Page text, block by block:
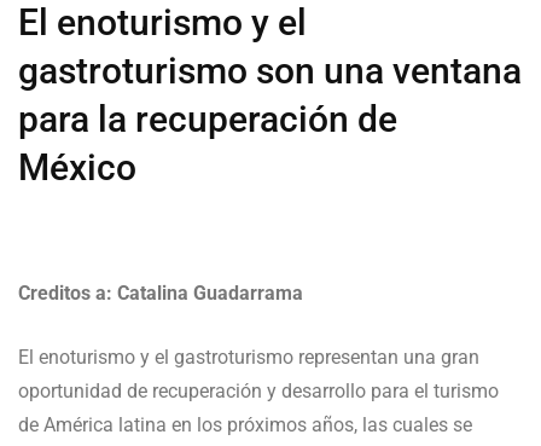
El enoturismo y el
gastroturismo son una ventana
para la recuperación de
México
Creditos a: Catalina Guadarrama
El enoturismo y el gastroturismo representan una gran
oportunidad de recuperación y desarrollo para el turismo
de América latina en los próximos años, las cuales se